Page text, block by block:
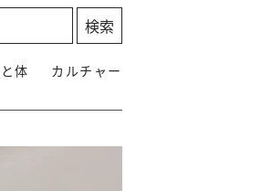
体 カルチャー